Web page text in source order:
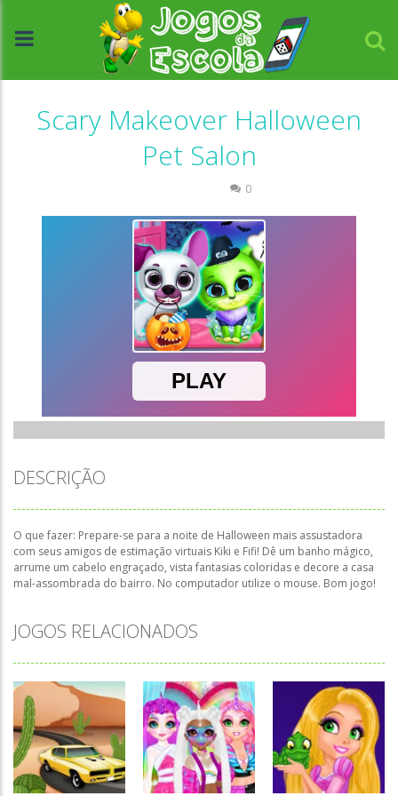
Scary Makeover Halloween
Pet Salon
0
DESCRIÇÃO
O que fazer: Prepare-se para a noite de Halloween mais assustadora
com seus amigos de estimação virtuais Kiki e Fifi! Dê um banho mágico,
arrume um cabelo engraçado, vista fantasias coloridas e decore a casa
mal-assombrada do bairro. No computador utilize o mouse. Bom jogo!
JOGOS RELACIONADOS